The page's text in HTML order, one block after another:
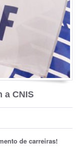
a CNIS
de carreiras!